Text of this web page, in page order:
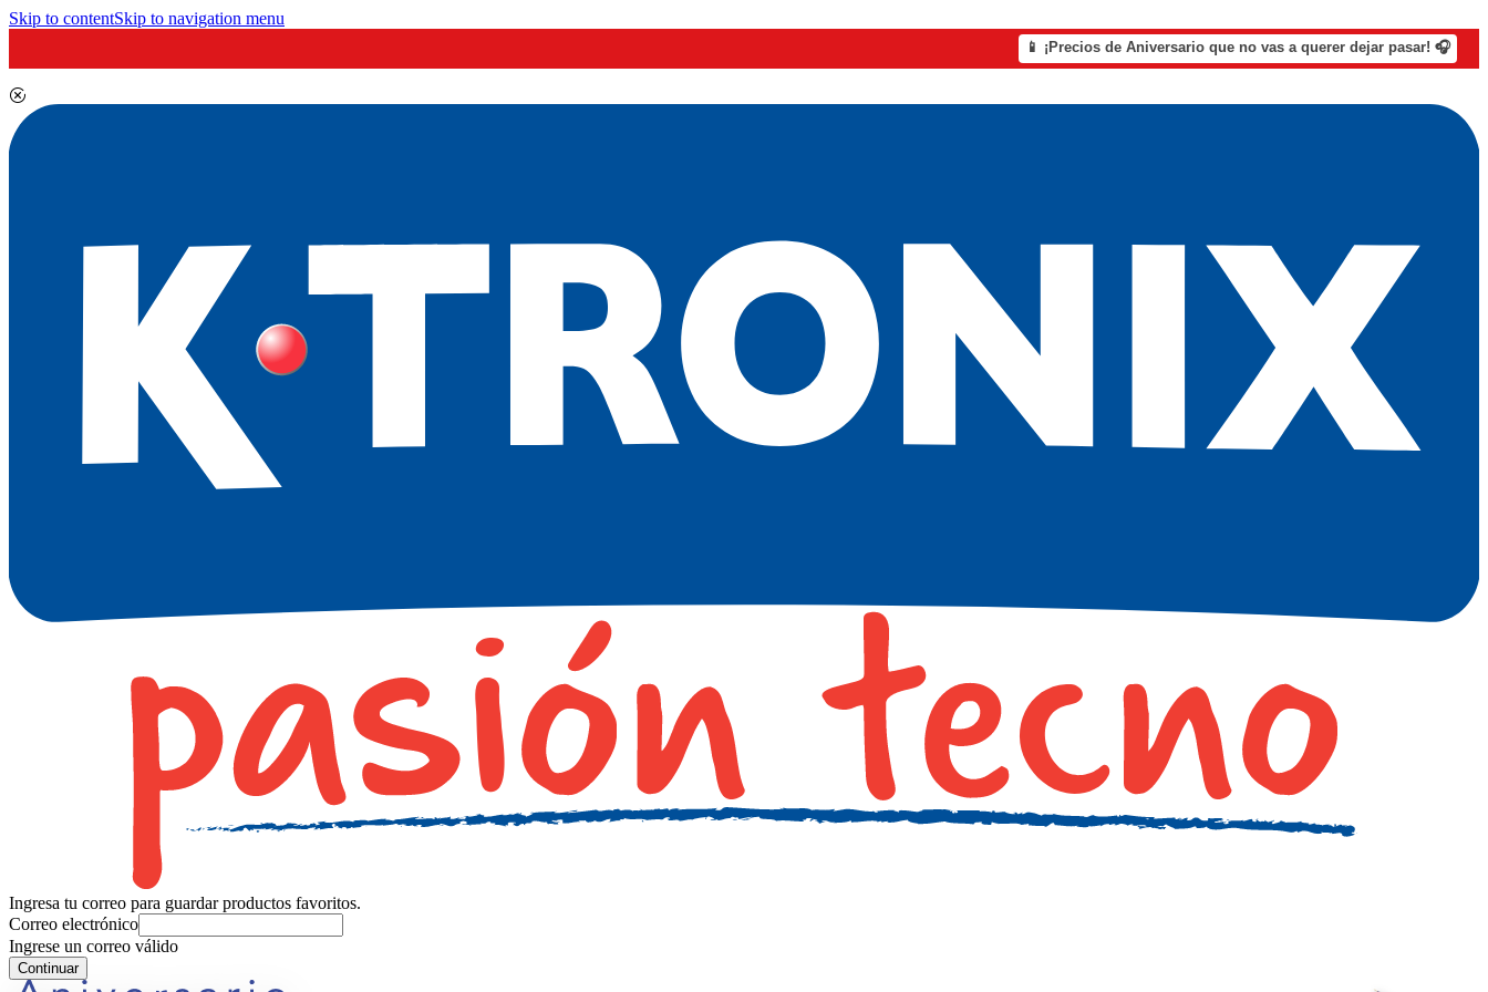
Skip to contentSkip to navigation menu
📱 ¡Precios de Aniversario que no vas a querer dejar pasar! 🎧
Ingresa tu correo para guardar productos favoritos.
Correo electrónico
Ingrese un correo válido
Continuar